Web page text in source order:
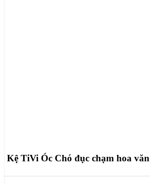
Kệ TiVi Óc Chó đục chạm hoa văn